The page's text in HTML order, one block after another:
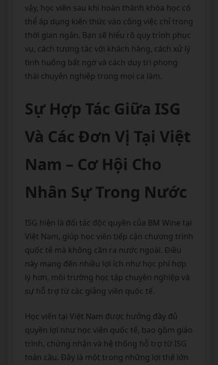
vậy, học viên sau khi hoàn thành khóa học có
thể áp dụng kiến thức vào công việc chỉ trong
thời gian ngắn. Bạn sẽ hiểu rõ quy trình phục
vụ, cách tương tác với khách hàng, cách xử lý
tình huống bất ngờ và cách duy trì phong
thái chuyên nghiệp trong mọi ca làm.
Sự Hợp Tác Giữa ISG
Và Các Đơn Vị Tại Việt
Nam – Cơ Hội Cho
Nhân Sự Trong Nước
ISG hiện là đối tác độc quyền của BM Wine tại
Việt Nam, giúp học viên tiếp cận chương trình
quốc tế mà không cần ra nước ngoài. Điều
này mang đến nhiều lợi ích như học phí hợp
lý hơn, môi trường học tập chuyên nghiệp và
sự hỗ trợ từ các giảng viên quốc tế.
Học viên tại Việt Nam được hưởng đầy đủ
quyền lợi như học viên quốc tế, bao gồm giáo
trình, chứng nhận và hệ thống hỗ trợ từ ISG
toàn cầu. Đây là một trong những lợi thế lớn